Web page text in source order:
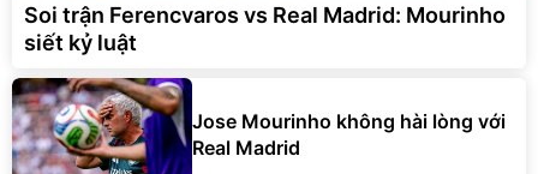
Soi trận Ferencvaros vs Real Madrid: Mourinho
siết kỷ luật
Jose Mourinho không hài lòng với
Real Madrid